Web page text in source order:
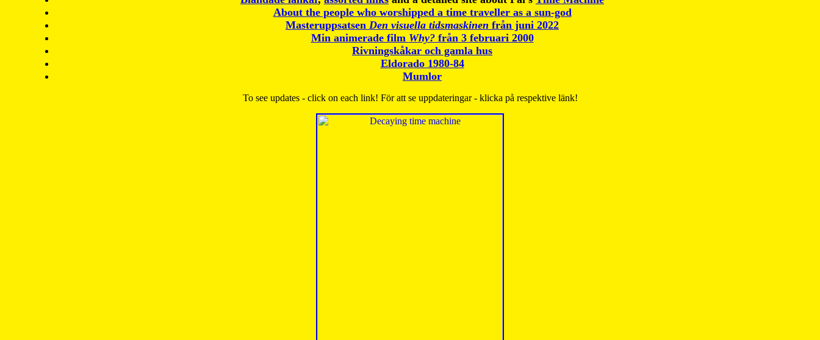
About the people who worshipped a time traveller as a sun-god
Masteruppsatsen Den visuella tidsmaskinen från juni 2022
Min animerade film Why?från 3 februari 2000
Rivningskåkar och gamla hus
Eldorado 1980-84
Mumlor
To see updates - click on each link! För att se uppdateringar - klicka på respektive länk!